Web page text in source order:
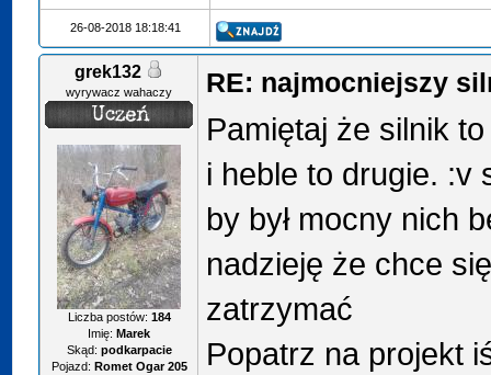
26-08-2018 18:18:41
grek132
wyrywacz wahaczy
Liczba postów: 184
Imię: Marek
Skąd: podkarpacie
Pojazd: Romet Ogar 205
RE: najmocniejszy
Pamiętaj że silnik
i heble to drugie. :v
by był mocny nich
nadzieję że chce
zatrzymać
Popatrz na projekt